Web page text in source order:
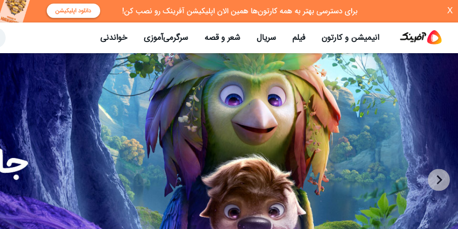
X
انیمیشن و کارتون فیلم سریال شعر و قصه سرگرمی‌آموزی خواندنی